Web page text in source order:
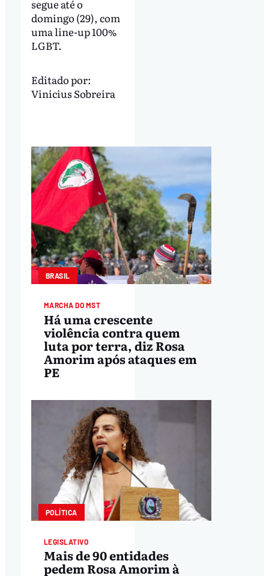
segue até o
domingo (29), com
uma line-up 100%
LGBT.
Editado por:
Vinicius Sobreira
BRASIL
MARCHA DO MST
Há uma crescente
violência contra quem
luta por terra, diz Rosa
Amorim após ataques em
PE
POLÍTICA
LEGISLATIVO
Mais de 90 entidades
pedem Rosa Amorim à